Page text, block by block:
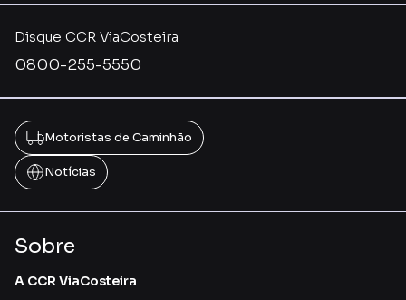
Disque CCR ViaCosteira
0800-255-5550
Motoristas de Caminhão
Notícias
Sobre
A CCR ViaCosteira